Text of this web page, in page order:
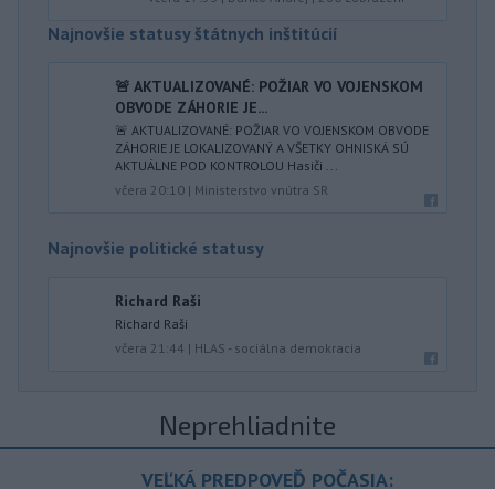
Najnovšie statusy štátnych inštitúcií
🚨 AKTUALIZOVANÉ: POŽIAR VO VOJENSKOM
OBVODE ZÁHORIE JE...
🚨 AKTUALIZOVANÉ: POŽIAR VO VOJENSKOM OBVODE
ZÁHORIE JE LOKALIZOVANÝ A VŠETKY OHNISKÁ SÚ
AKTUÁLNE POD KONTROLOU Hasiči ...
včera 20:10 | Ministerstvo vnútra SR
Najnovšie politické statusy
Richard Raši
Richard Raši
včera 21:44 | HLAS - sociálna demokracia
Neprehliadnite
VEĽKÁ PREDPOVEĎ POČASIA: